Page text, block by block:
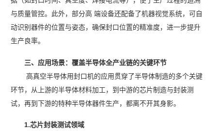
与质量管控。此外，部分高 端设备还配备了机器视觉系统，可自
动识别器件的位置与姿态，确保封口位置的精准度，进一步提升
生产良率。
三、应用场景：覆盖半导体全产业链的关键环节
高真空半导体用封口机的应用贯穿了半导体制造的多个关键
环节，从上游的半导体材料加工，到中游的芯片制造与封装测
试，再到下游的特种半导体器件生产，都离不开其身影。
1.芯片封装测试领域